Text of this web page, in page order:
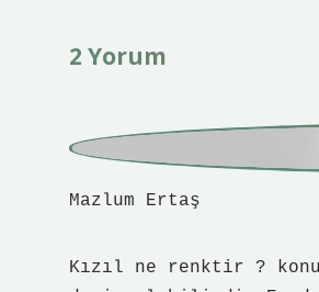
2 Yorum
Kızıl ne renktir ?
kızıl olarak kabul